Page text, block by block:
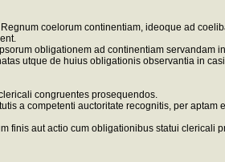
coelorum continentiam, ideoque ad
obligationem ad continentiam servandam
utque de huius obligationis observantia in
congruentes prosequendos.
a competenti auctoritate recognitis, per
finis aut actio cum obligationibus statui